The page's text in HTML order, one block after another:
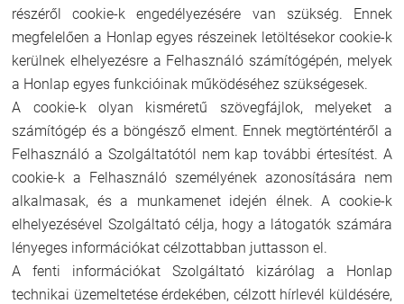
részéről cookie-k engedélyezésére van szükség. Ennek
megfelelően a Honlap egyes részeinek letöltésekor cookie-k
kerülnek elhelyezésre a Felhasználó számítógépén, melyek
a Honlap egyes funkcióinak működéséhez szükségesek.
A cookie-k olyan kisméretű szövegfájlok, melyeket a
számítógép és a böngésző elment. Ennek megtörténtéről a
Felhasználó a Szolgáltatótól nem kap további értesítést. A
cookie-k a Felhasználó személyének azonosítására nem
alkalmasak, és a munkamenet idején élnek. A cookie-k
elhelyezésével Szolgáltató célja, hogy a látogatók számára
lényeges információkat célzottabban juttasson el.
A fenti információkat Szolgáltató kizárólag a Honlap
technikai üzemeltetése érdekében, célzott hírlevél küldésére,